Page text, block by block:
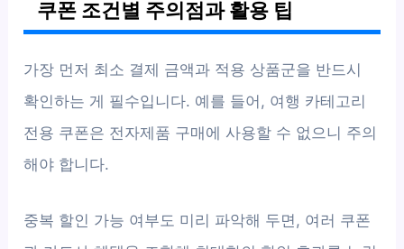
쿠폰 조건별 주의점과 활용 팁
가장 먼저 최소 결제 금액과 적용 상품군을 반드시
확인하는 게 필수입니다. 예를 들어, 여행 카테고리
전용 쿠폰은 전자제품 구매에 사용할 수 없으니 주의
해야 합니다.
중복 할인 가능 여부도 미리 파악해 두면, 여러 쿠폰